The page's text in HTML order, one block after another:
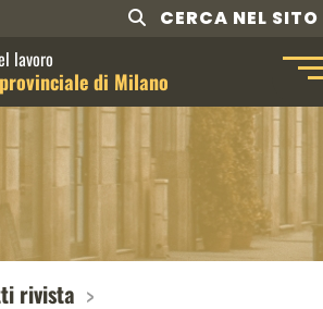
CERCA NEL SITO
lavoro
di Milano
rivista